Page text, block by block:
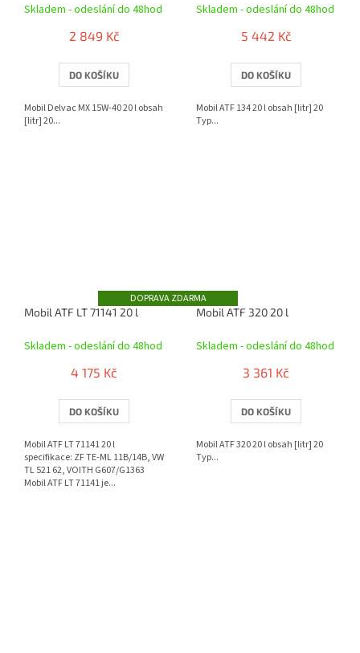
Skladem - odeslání do 48hod
2 849 Kč
DO KOŠÍKU
Mobil Delvac MX 15W-40 20 l obsah
[litr] 20...
Skladem - odeslání do 48hod
5 442 Kč
DO KOŠÍKU
Mobil ATF 134 20 l obsah [litr] 20
Typ...
ZDARMA
Mobil ATF LT 71141 20 l
Skladem - odeslání do 48hod
4 175 Kč
DO KOŠÍKU
Mobil ATF LT 71141 20 l
specifikace: ZF TE-ML 11B/14B, VW
TL 521 62, VOITH G607/G1363
Mobil ATF LT 71141 je...
Mobil ATF 320 20 l
Skladem - odeslání do 48hod
3 361 Kč
DO KOŠÍKU
Mobil ATF 320 20 l obsah [litr] 20
Typ...